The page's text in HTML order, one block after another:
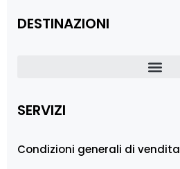
DESTINAZIONI
SERVIZI
Condizioni generali di vendita